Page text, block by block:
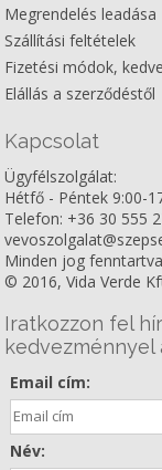
Megrendelés leadása
Szállítási feltételek
Fizetési módok,
Elállás a szerződéstől
Kapcsolat
Ügyfélszolgálat:
Hétfő - Péntek 9:00-
Telefon: +36 30 555
Minden jog fenntartva
© 2016, Vida Verde
Iratkozzon fel
kedvezménnyel
Email cím:
Név: